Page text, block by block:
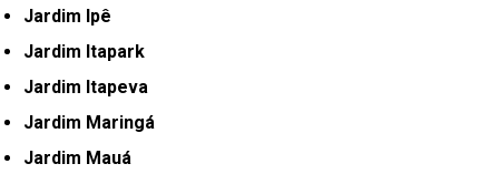
Jardim Ipê
Jardim Itapark
Jardim Itapeva
Jardim Maringá
Jardim Mauá